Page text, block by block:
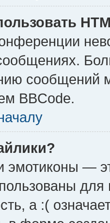
сообщений
BBCode.
эмотиконы —
а :(